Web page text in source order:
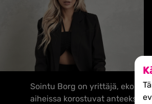
Sointu Borg on yrittäjä,
aiheissa korostuvat